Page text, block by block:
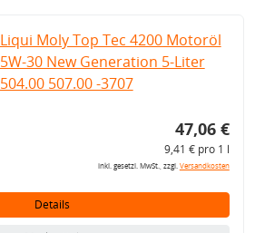
Liqui Moly Top Tec 4200 Motoröl
5W-30 New Generation 5-Liter
504.00 507.00 -3707
47,06 €
9,41 € pro 1 l
inkl. gesetzl. MwSt., zzgl.Versandkosten
Details